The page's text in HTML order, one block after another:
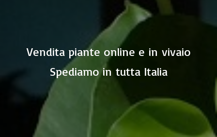
Vendita piante online e in vivaio
Spediamo in tutta Italia